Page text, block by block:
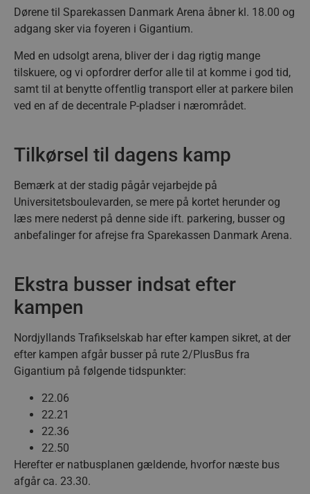
Dørene til Sparekassen Danmark Arena åbner kl. 18.00 og
adgang sker via foyeren i Gigantium.
Med en udsolgt arena, bliver der i dag rigtig mange
tilskuere, og vi opfordrer derfor alle til at komme i god tid,
samt til at benytte offentlig transport eller at parkere bilen
ved en af de decentrale P-pladser i nærområdet.
Tilkørsel til dagens kamp
Bemærk at der stadig pågår vejarbejde på
Universitetsboulevarden, se mere på kortet herunder og
læs mere nederst på denne side ift. parkering, busser og
anbefalinger for afrejse fra Sparekassen Danmark Arena.
Ekstra busser indsat efter
kampen
Nordjyllands Trafikselskab har efter kampen sikret, at der
efter kampen afgår busser på rute 2/PlusBus fra
Gigantium på følgende tidspunkter:
22.06
22.21
22.36
22.50
Herefter er natbusplanen gældende, hvorfor næste bus
afgår ca. 23.30.